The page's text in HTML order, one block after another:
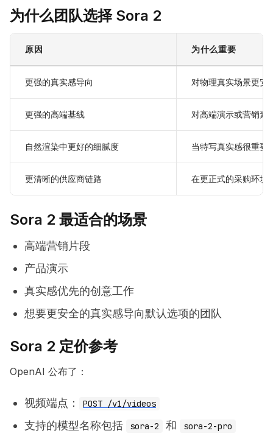
为什么团队选择 Sora 2
原因 为什么重要
更强的真实感导向 对物理真实场景更安
更强的高端基线 对高端演示或营销素
自然渲染中更好的细腻度 当特写真实感很重要
更清晰的供应商链路 在更正式的采购环境
Sora 2 最适合的场景
高端营销片段
产品演示
真实感优先的创意工作
想要更安全的真实感导向默认选项的团队
Sora 2 定价参考
OpenAI 公布了：
视频端点： POST /v1/videos
支持的模型名称包括 sora-2 和 sora-2-pro